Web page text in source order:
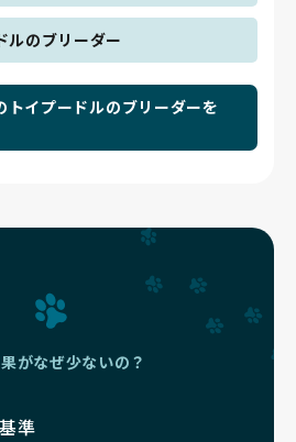
ルのブリーダー
トイプードルのブリーダーを
がなぜ少ないの？
準